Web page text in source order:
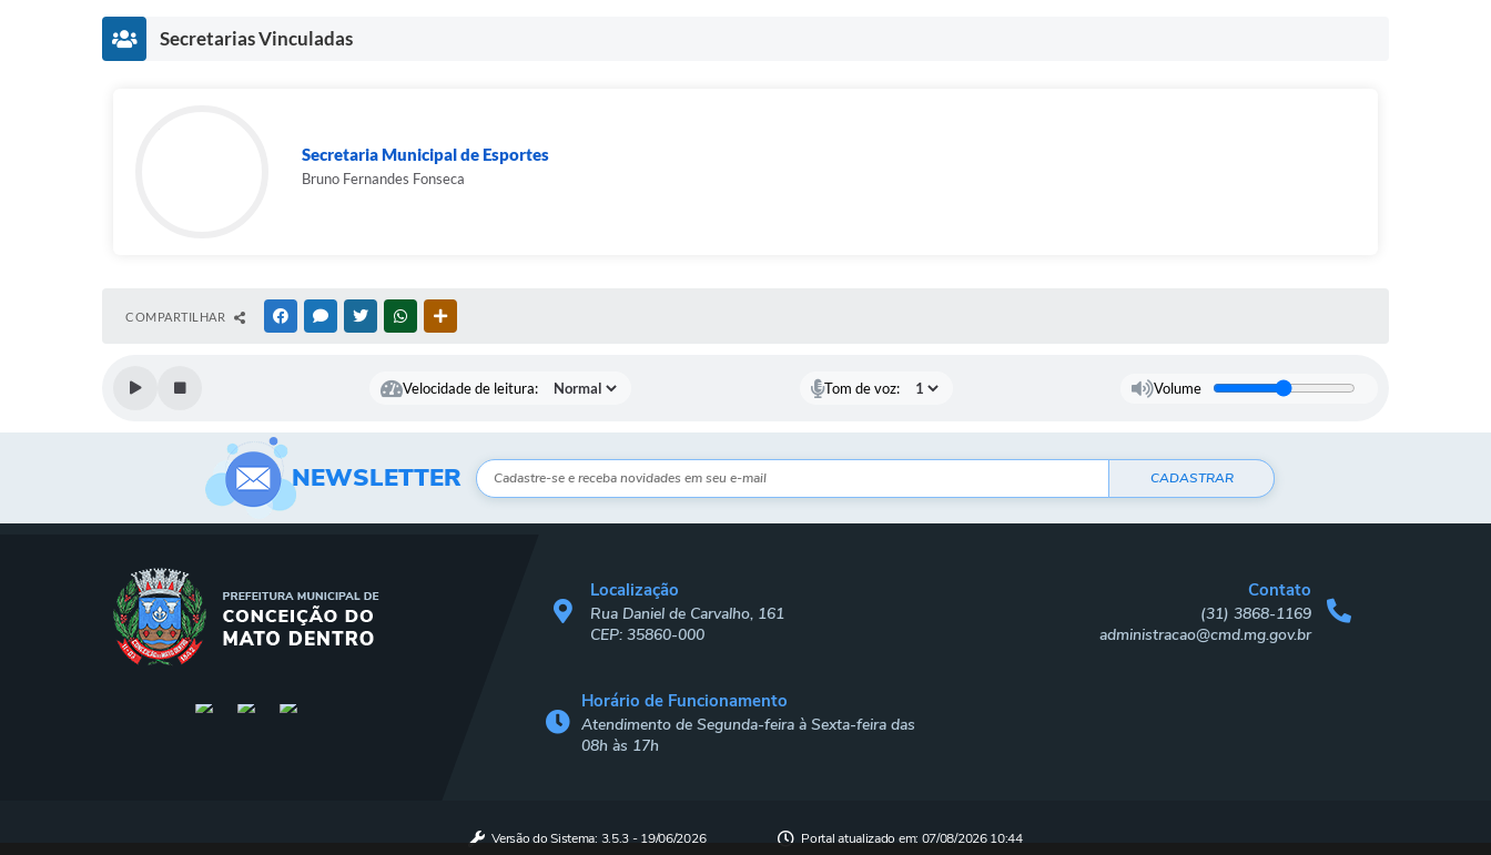
Secretarias Vinculadas
Secretaria Municipal de Esportes
Bruno Fernandes Fonseca
COMPARTILHAR FACEBOOKMESSENGER
TWITTERWHATSAPP
Velocidade de leitura: Tom de voz: Volume
NEWSLETTER CADASTRAR
Localização
Rua Daniel de Carvalho, 161
CEP: 35860-000
Contato
(31) 3868-1169
administracao@cmd.mg.gov.br
Horário de Funcionamento
Atendimento de Segunda-feira à Sexta-feira das
08h às 17h
Versão do Sistema: 3.5.3 - 19/06/2026 Portal atualizado em: 07/08/2026 10:44